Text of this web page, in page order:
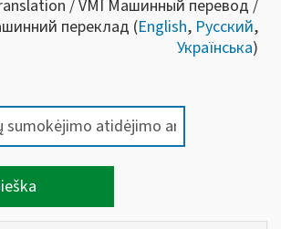
/ VMI Машинный перевод /
переклад (English, Русский,
Українська)